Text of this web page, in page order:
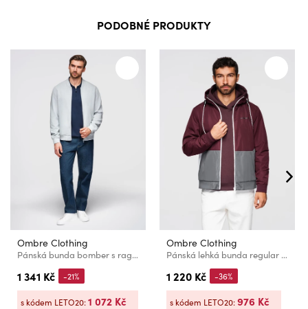
PODOBNÉ PRODUKTY
Ombre Clothing
Pánská bunda bomber s raglánovými rukávy - světle šedá V4 OM-JANP-0159 Ombre Clothing
1 341 Kč -21%
s kódem LETO20:1 072 Kč
Ombre Clothing
Pánská lehká bunda regular fit s podšívkou a kapucí - vínová šedá V3 OM-JANP-0242 Ombre Clothing
1 220 Kč -36%
s kódem LETO20:976 Kč